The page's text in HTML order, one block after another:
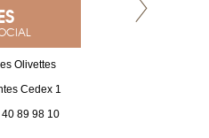
Olivettes
Cedex 1
40 89 98 10